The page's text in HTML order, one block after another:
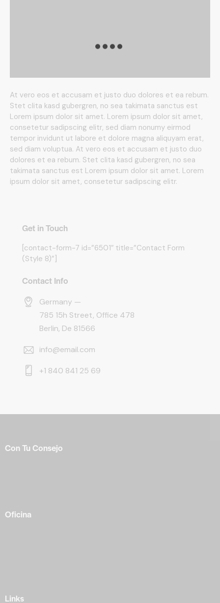
At vero eos et accusam et justo duo dolores et ea rebum.
Stet clita kasd gubergren, no sea takimata sanctus est
Lorem ipsum dolor sit amet. Lorem ipsum dolor sit amet,
consetetur sadipscing elitr, sed diam nonumy eirmod
tempor invidunt ut labore et dolore magna aliquyam erat,
sed diam voluptua. At vero eos et accusam et justo duo
dolores et ea rebum. Stet clita kasd gubergren, no sea
takimata sanctus est Lorem ipsum dolor sit amet. Lorem
ipsum dolor sit amet, consetetur sadipscing elitr.
Get in Touch
[contact-form-7 id=”6501″ title=”Contact Form
(Style 8)”]
Contact Info
Germany —
785 15h Street, Office 478
Berlin, De 81566
info@email.com
+1 840 841 25 69
Con Tu Consejo
Oficina
Links